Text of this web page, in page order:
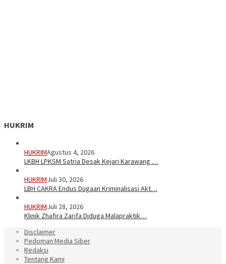
HUKRIM
HUKRIMAgustus 4, 2026
LKBH LPKSM Satria Desak Kejari Karawang …
HUKRIMJuli 30, 2026
LBH CAKRA Endus Dugaan Kriminalisasi Akt…
HUKRIMJuli 28, 2026
Klinik Zhafira Zarifa Diduga Malapraktik…
Disclaimer
Pedoman Media Siber
Redaksi
Tentang Kami